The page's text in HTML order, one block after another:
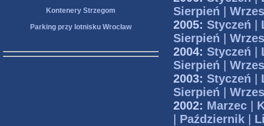
Kontenery Strzegom
Parking przy lotnisku Wrocław
Sierpień
2005: Styczeń
Sierpień
2004: Styczeń
Sierpień
2003: Styczeń
Sierpień
2002: Marzec
Październik